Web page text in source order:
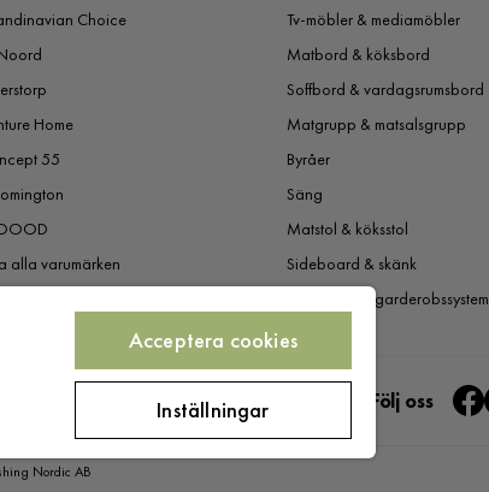
Choice
Home
55
alla varumärken
Tv-möbler & mediamöbler
Matbord & köksbord
Soffbord & vardagsrumsbord
Matgrupp & matsalsgrupp
Byråer
Säng
Matstol & köksstol
Sideboard & skänk
Garderob & garderobssystem
Följ oss
Nordic AB
Acceptera cookies
Inställningar